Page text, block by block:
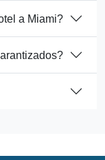
a Miami?